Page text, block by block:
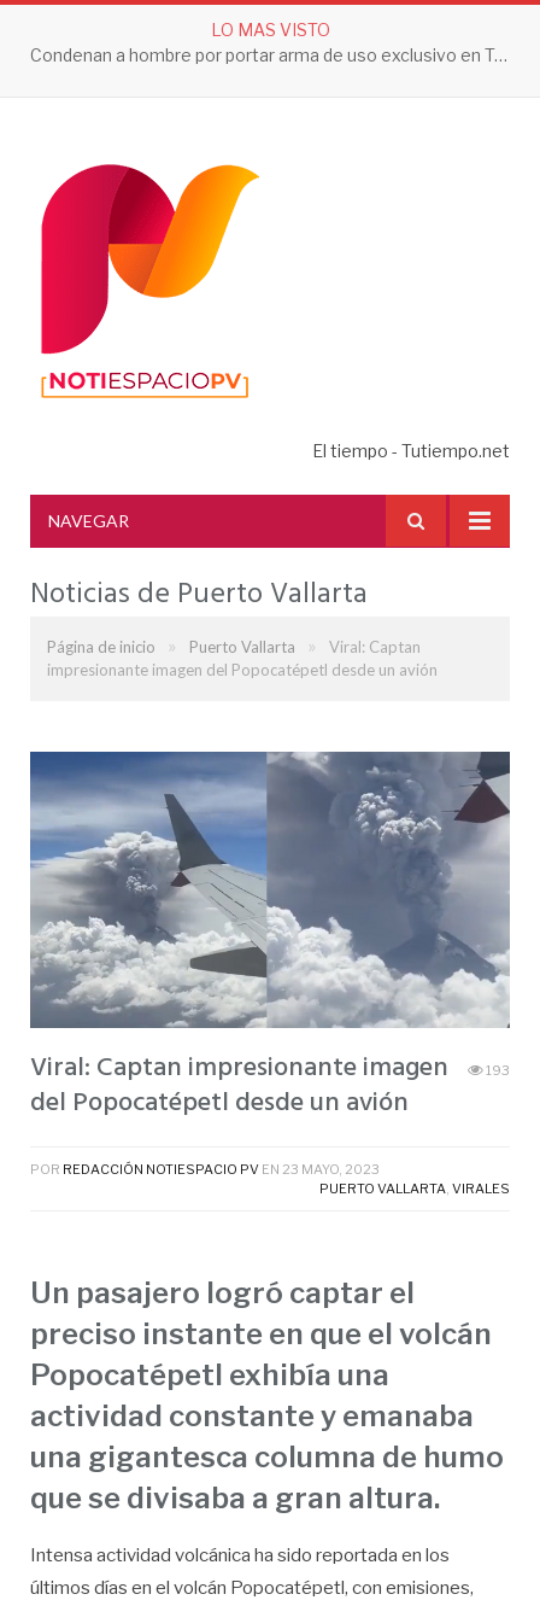
LO MAS VISTO
Condenan a hombre por portar arma de uso exclusivo en Tepic
El tiempo - Tutiempo.net
NAVEGAR
Noticias de Puerto Vallarta
Página de inicio » Puerto Vallarta »
Viral: Captan
impresionante imagen del Popocatépetl desde un avión
Viral: Captan impresionante imagen
del Popocatépetl desde un avión
193
POR REDACCIÓN NOTIESPACIO PV EN 23 MAYO, 2023
PUERTO VALLARTA VIRALES
Un pasajero logró captar el
preciso instante en que el volcán
Popocatépetl exhibía una
actividad constante y emanaba
una gigantesca columna de humo
que se divisaba a gran altura.
Intensa actividad volcánica ha sido reportada en los
últimos días en el volcán Popocatépetl, con emisiones,